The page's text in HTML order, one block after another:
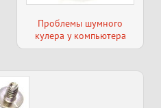
Проблемы шумного
кулера у компьютера